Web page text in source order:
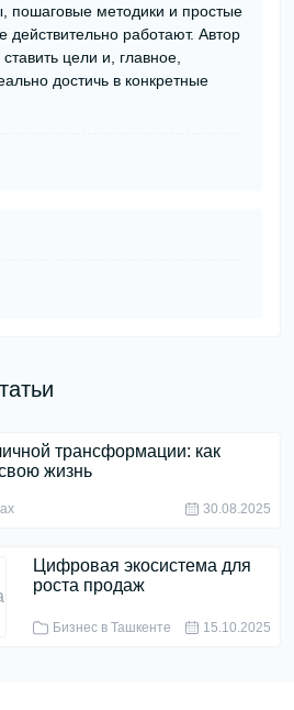
пошаговые методики и простые
действительно работают. Автор
цели и, главное,
достичь в конкретные
трансформации: как
жизнь
30.08.2025
Цифровая экосистема для
роста продаж
Бизнес в Ташкенте 15.10.2025